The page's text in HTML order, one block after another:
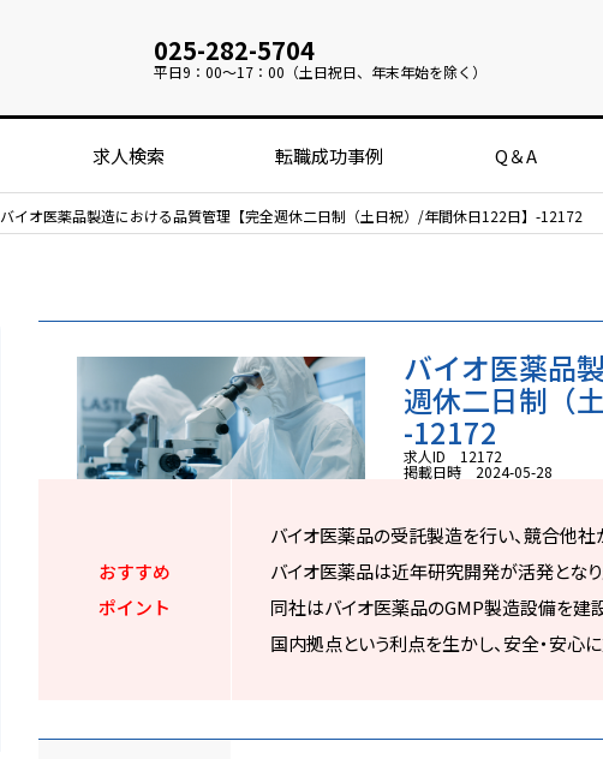
025-282-5704
平日9：00～17：00（土日祝日、年末年始を除く）
求人検索 転職成功事例 Q＆A
バイオ医薬品製造における品質管理【完全週休二日制（土日祝）/年間休日122日】-12172
バイオ医薬品
週休二日制（
-12172
求人ID 12172
掲載日時 2024-05-28
おすすめ
ポイント
バイオ医薬品の受託製造を行い、競合他社
バイオ医薬品は近年研究開発が活発となり
同社はバイオ医薬品のGMP製造設備を建
国内拠点という利点を生かし、安全・安心